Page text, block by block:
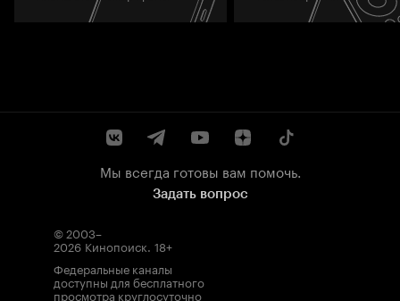
Мы всегда готовы вам помочь.
Задать вопрос
© 2003–
2026 Кинопоиск. 18+
Федеральные каналы
доступны для бесплатного
просмотра круглосуточно